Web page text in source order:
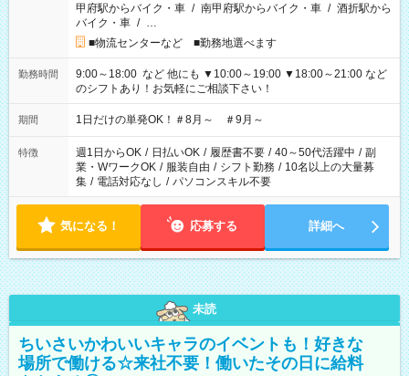
甲府駅からバイク・車 / 南甲府駅からバイク・車 / 酒折駅から
バイク・車 / …
■物流センターなど ■勤務地選べます
勤務時間
9:00～18:00 など 他にも ▼10:00～19:00 ▼18:00～21:00 など
のシフトあり！お気軽にご相談下さい！
期間 1日だけの単発OK！＃8月～ ＃9月～
特徴 週1日からOK / 日払いOK / 履歴書不要 / 40～50代活躍中 / 副
業・WワークOK / 服装自由 / シフト勤務 / 10名以上の大量募
集 / 電話対応なし / パソコンスキル不要
気になる！ 応募する 詳細へ
未読
ちいさいかわいいキャラのイベントも！好きな
場所で働ける☆来社不要！働いたその日に給料